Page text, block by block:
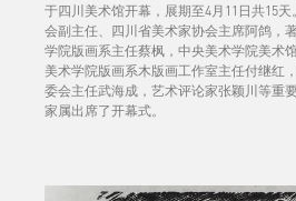
于四川美术馆开幕，展期至4月11日共15
会副主任、四川省美术家协会主席阿鸽，
学院版画系主任蔡枫，中央美术学院美术
美术学院版画系木版画工作室主任付继红
委会主任武海成，艺术评论家张颖川等重
家属出席了开幕式。